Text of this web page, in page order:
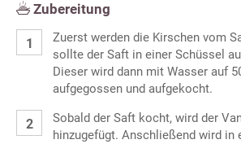
Zubereitung
Zuerst werden die Kirschen vom
sollte der Saft in einer Schüssel
Dieser wird dann mit Wasser auf
aufgegossen und aufgekocht.
Sobald der Saft kocht, wird der
hinzugefügt. Anschließend wird in